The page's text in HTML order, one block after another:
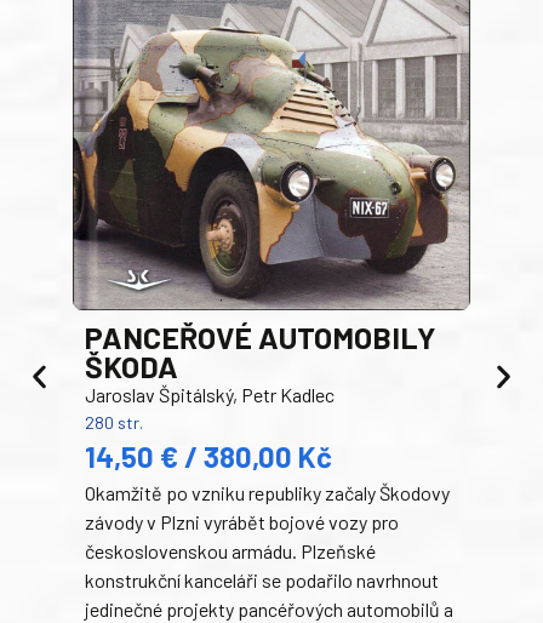
PANCEŘOVÉ AUTOMOBILY
ŠKODA
Jaroslav Špitálský, Petr Kadlec
280 str.
14,50 € / 380,00 Kč
Okamžitě po vzniku republiky začaly Škodovy
závody v Plzni vyrábět bojové vozy pro
československou armádu. Plzeňské
konstrukční kanceláři se podařilo navrhnout
jedinečné projekty pancéřových automobilů a